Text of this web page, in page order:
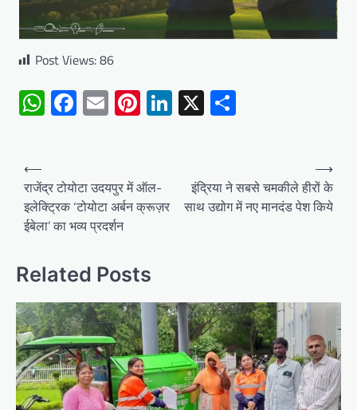
Post Views:86
WhatsApp
Facebook
EmailPinterest
LinkedIn
X
Post
navigation
⟵
राजेंद्र टोयोटा उदयपुर में ऑल-
इलेक्ट्रिक ‘टोयोटा अर्बन क्रूज़र
ईबेला’ का भव्य प्रदर्शन
इंद्रिया ने सबसे चमकीले हीरों के
साथ उद्योग में नए मानदंड पेश किये
⟶
Related Posts